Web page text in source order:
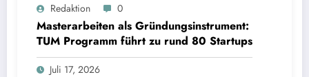
TUM
Redaktion 0
Masterarbeiten als Gründungsinstrument:
TUM Programm führt zu rund 80 Startups
Juli 17, 2026